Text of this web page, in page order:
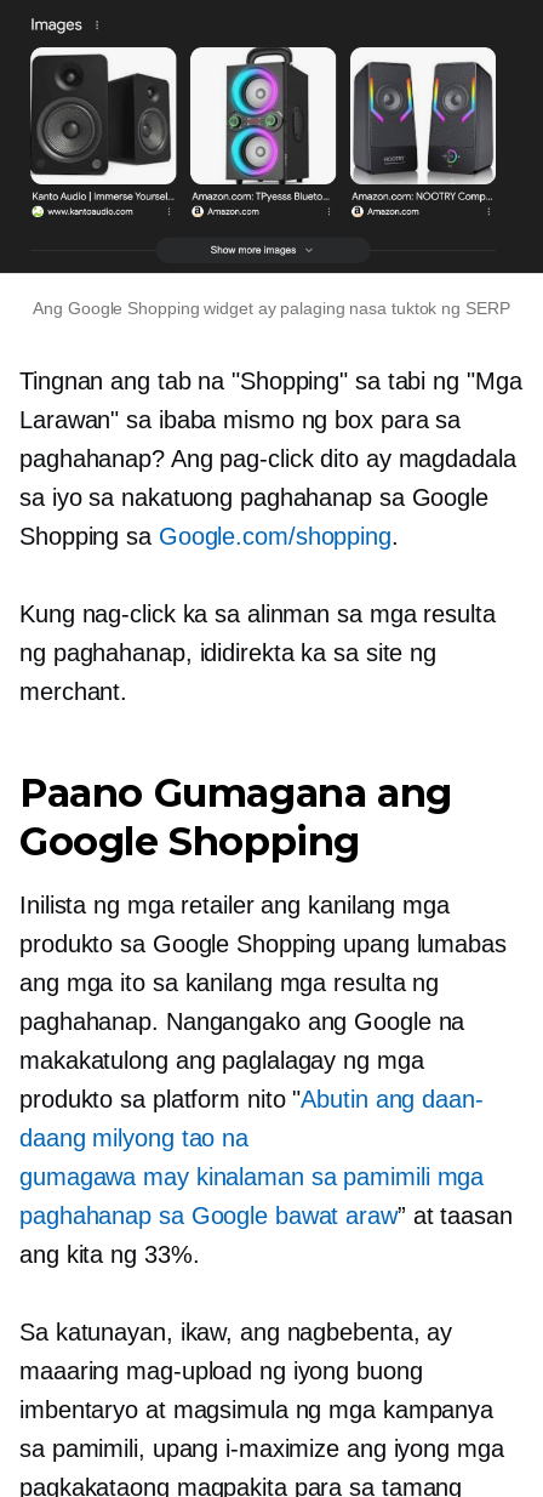
Ang Google Shopping widget ay palaging nasa tuktok ng SERP
Tingnan ang tab na "Shopping" sa tabi ng "Mga
Larawan" sa ibaba mismo ng box para sa
paghahanap? Ang pag-click dito ay magdadala
sa iyo sa nakatuong paghahanap sa Google
Shopping sa Google.com/shopping.
Kung nag-click ka sa alinman sa mga resulta
ng paghahanap, ididirekta ka sa site ng
merchant.
Paano Gumagana ang
Google Shopping
Inilista ng mga retailer ang kanilang mga
produkto sa Google Shopping upang lumabas
ang mga ito sa kanilang mga resulta ng
paghahanap. Nangangako ang Google na
makakatulong ang paglalagay ng mga
produkto sa platform nito "Abutin ang daan-
daang milyong tao na
gumagawa may kinalaman sa pamimilimga
paghahanap sa Google bawat araw” at taasan
ang kita ng 33%.
Sa katunayan, ikaw, ang nagbebenta, ay
maaaring mag-upload ng iyong buong
imbentaryo at magsimula ng mga kampanya
sa pamimili, upang i-maximize ang iyong mga
pagkakataong magpakita para sa tamang